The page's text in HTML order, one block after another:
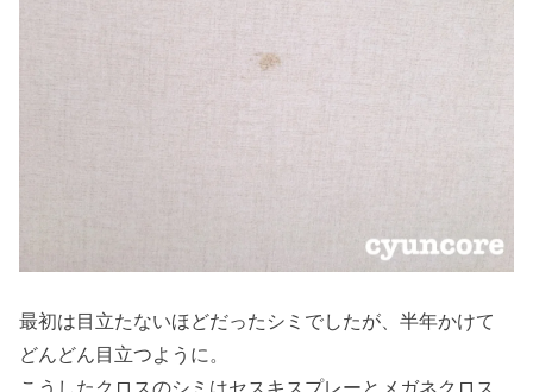
最初は目立たないほどだったシミでしたが、半年かけて
どんどん目立つように。
こうしたクロスのシミはセスキスプレーとメガネクロス